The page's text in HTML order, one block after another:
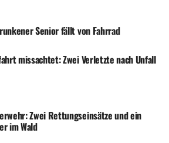
Martinskirche: Einen Tag
Ende die Stiftung
sie u.a. einen Einblick in
ADVERTISEMENT
Senior fällt von Fahrrad
missachtet: Zwei Verletzte nach Unfall
Zwei Rettungseinsätze und ein
im Wald